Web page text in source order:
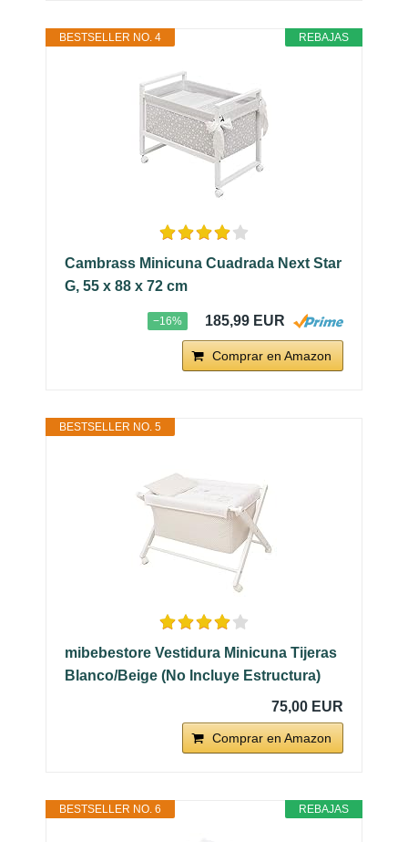
REBAJAS
BESTSELLER NO. 4
Cambrass Minicuna Cuadrada Next Star
G, 55 x 88 x 72 cm
−16% 185,99 EUR
Comprar en Amazon
BESTSELLER NO. 5
mibebestore Vestidura Minicuna Tijeras
Blanco/Beige (No Incluye Estructura)
75,00 EUR
Comprar en Amazon
REBAJAS
BESTSELLER NO. 6